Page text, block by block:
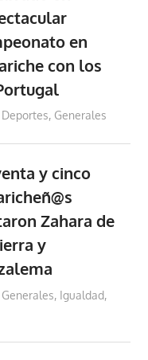
en
con los
Deportes, Generales
y cinco
Zahara de
y
Generales, Igualdad,